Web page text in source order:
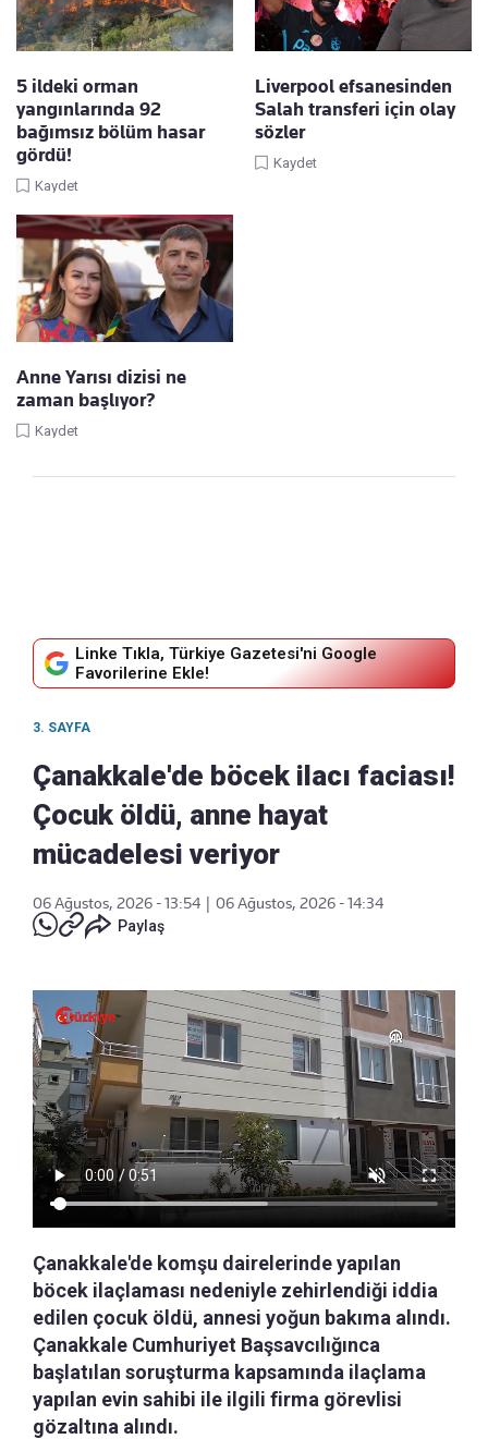
5 ildeki orman
yangınlarında 92
bağımsız bölüm hasar
gördü!
Kaydet
Liverpool efsanesinden
Salah transferi için olay
sözler
Kaydet
Anne Yarısı dizisi ne
zaman başlıyor?
Kaydet
Linke Tıkla, Türkiye Gazetesi'ni Google
Favorilerine Ekle!
3. SAYFA
Çanakkale'de böcek ilacı faciası!
Çocuk öldü, anne hayat
mücadelesi veriyor
06 Ağustos, 2026 - 13:54
06 Ağustos, 2026 - 14:34
Paylaş
Çanakkale'de komşu dairelerinde yapılan
böcek ilaçlaması nedeniyle zehirlendiği iddia
edilen çocuk öldü, annesi yoğun bakıma alındı.
Çanakkale Cumhuriyet Başsavcılığınca
başlatılan soruşturma kapsamında ilaçlama
yapılan evin sahibi ile ilgili firma görevlisi
gözaltına alındı.